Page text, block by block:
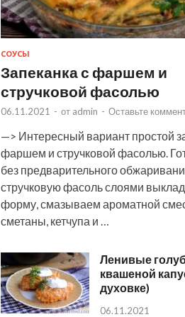
СОУСЫ
Запеканка с фаршем и
стручковой фасолью
06.11.2021 - от admin - Оставьте
—> Интересный вариант простой
фаршем и стручковой фасолью.
без предварительного
стручковую фасоль слоями
форму, смазываем ароматной
сметаны, кетчупа и …
Ленивые
квашеной
духовке)
06.11.2021